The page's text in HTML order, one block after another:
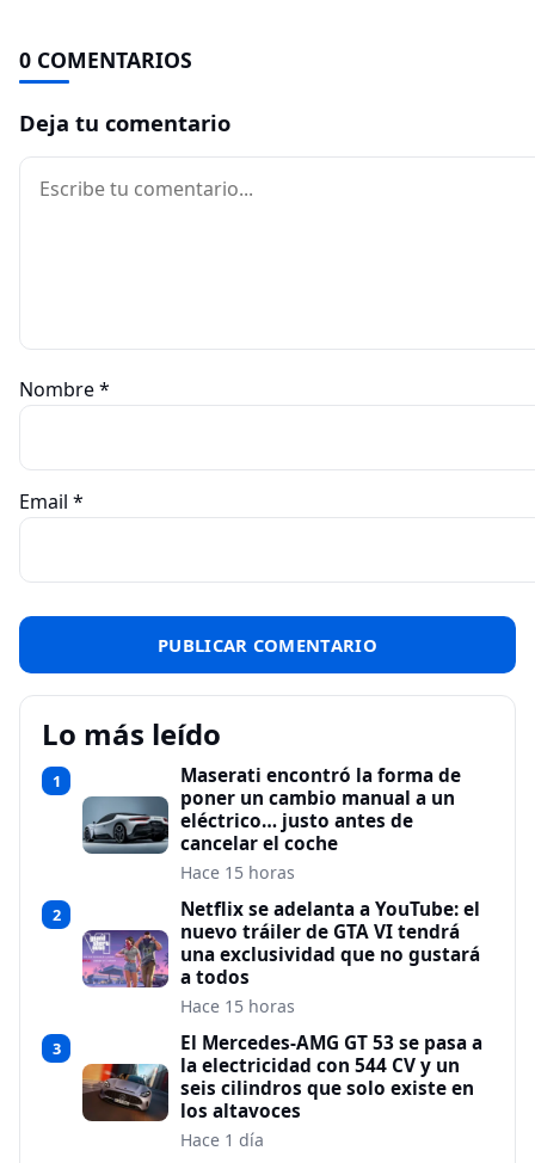
0 COMENTARIOS
Deja tu comentario
Comentario
Nombre*
Email *
Lo más leído
1
Maserati encontró la forma de
poner un cambio manual a un
eléctrico… justo antes de
cancelar el coche
Hace 15 horas
2
Netflix se adelanta a YouTube: el
nuevo tráiler de GTA VI tendrá
una exclusividad que no gustará
a todos
Hace 15 horas
3
El Mercedes-AMG GT 53 se pasa a
la electricidad con 544 CV y un
seis cilindros que solo existe en
los altavoces
Hace 1 día